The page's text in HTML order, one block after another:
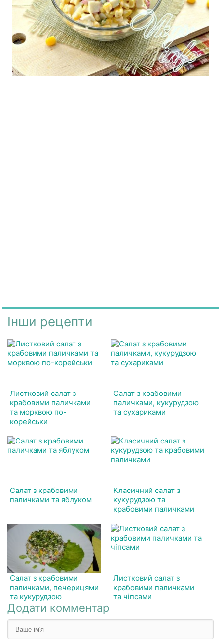
Інши рецепти
Листковий салат з
крабовими паличками
та морквою по-
корейськи
Салат з крабовими
паличками, кукурудзою
та сухариками
Салат з крабовими
паличками та яблуком
Класичний салат з
кукурудзою та
крабовими паличками
Салат з крабовими
паличками, печерицями
та кукурудзою
Листковий салат з
крабовими паличками
та чіпсами
Додати комментар